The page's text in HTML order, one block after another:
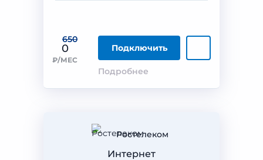
650
0
₽/МЕС
Подключить
Подробнее
Ростелеком
Интернет